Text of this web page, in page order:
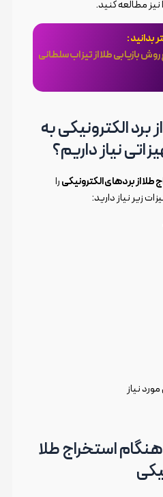
نیز مطالعه کنید.
بدانید :
بازیابی طلا از تیزاب سلطانی
برد الکترونیکی به
نیاز داریم؟
طلا از بردهای الکترونیکیرا
زیر نیاز دارید:
نیاز
استخراج طلا